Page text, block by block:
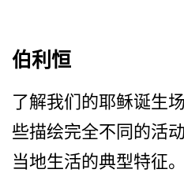
伯利恒
了解我们的耶稣诞生
些描绘完全不同的活
当地生活的典型特征。